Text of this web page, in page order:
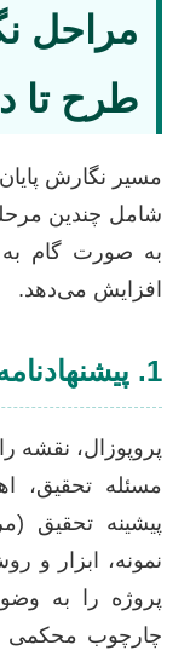
مراحل
طرح تا
مسیر نگارش
شامل چندین
به صورت گام به
افزایش می‌دهد.
1. پیشنهاد‌نامه (پروپوزال)
پروپوزال، نقشه
مسئله تحقیق،
پیشینه تحقیق
نمونه، ابزار و
پروژه را به
چارچوب محکمی